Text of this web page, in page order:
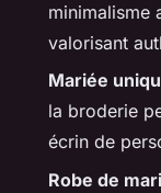
minimalisme
valorisant
Mariée
la broderie
écrin de
Robe de